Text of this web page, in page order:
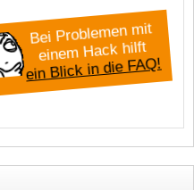
Bei Problemen mit
einem Hack hilft
ein Blick in die FAQ!